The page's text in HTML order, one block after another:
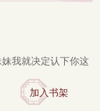
我就决定认下你这
加入书架